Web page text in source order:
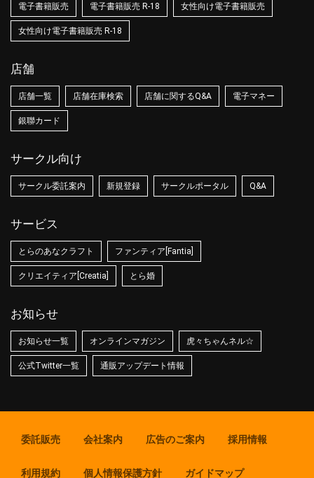
電子書籍販売 電子書籍販売 R-18 女性向け電子書籍販売
女性向け電子書籍販売 R-18
店舗
店舗一覧 店舗在庫検索 店舗に関するQ&A 電子マネー
銀聯カード
サークル向け
サークル委託案内 新規登録 サークルポータル Q&A
サービス
とらのあなクラフト ファンティア[Fantia]
クリエイティア[Creatia] とら婚
お知らせ
お知らせ一覧 オンラインマガジン 虎々ちゃんネル☆
公式Twitter一覧 通販アップデート情報
委託販売 会社案内 広告のご案内 採用情報
利用規約 個人情報保護方針 ガイドマップ